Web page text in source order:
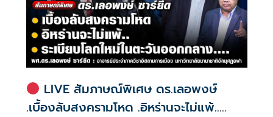
LIVE สัมภาษณ์พิเศษ ดร.เลอพงษ์
.เบื้องลับสงครามโหด .อิหร่านจะไม่แพ้..